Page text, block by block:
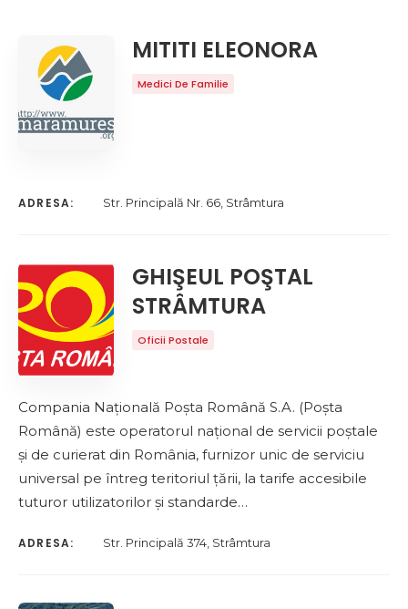
MITITI ELEONORA
Medici De Familie
ADRESA: Str. Principală Nr. 66, Strâmtura
GHIŞEUL POŞTAL
STRÂMTURA
Oficii Postale
Compania Națională Poșta Română S.A. (Poșta
Română) este operatorul național de servicii poștale
și de curierat din România, furnizor unic de serviciu
universal pe întreg teritoriul țării, la tarife accesibile
tuturor utilizatorilor și standarde…
ADRESA: Str. Principală 374, Strâmtura